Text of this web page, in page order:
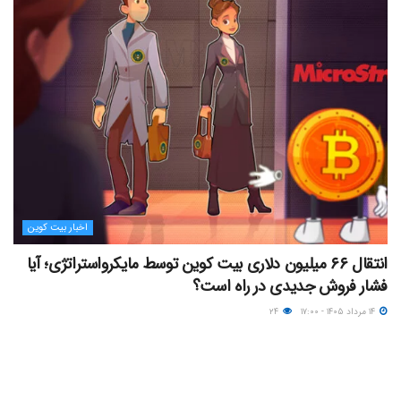
اخبار بیت کوین
انتقال ۶۶ میلیون دلاری بیت کوین توسط مایکرواستراتژی؛ آیا
فشار فروش جدیدی در راه است؟